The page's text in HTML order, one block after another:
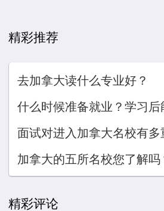
精彩推荐
去加拿大读什么专业好？
什么时候准备就业？学习后
面试对进入加拿大名校有多
加拿大的五所名校您了解吗
精彩评论